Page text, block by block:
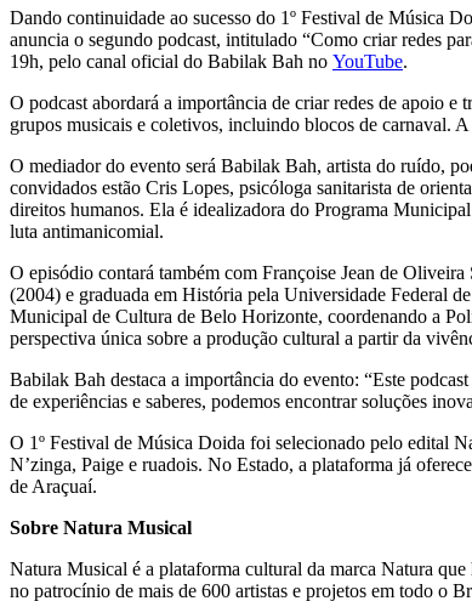
Dando continuidade ao sucesso do 1º Festival de Música
anuncia o segundo podcast, intitulado “Como criar redes
19h, pelo canal oficial do Babilak Bah no YouTube.
O podcast abordará a importância de criar redes de apoio
grupos musicais e coletivos, incluindo blocos de carnaval.
O mediador do evento será Babilak Bah, artista do ruído,
convidados estão Cris Lopes, psicóloga sanitarista de
direitos humanos. Ela é idealizadora do Programa
luta antimanicomial.
O episódio contará também com Françoise Jean de
(2004) e graduada em História pela Universidade Federal
Municipal de Cultura de Belo Horizonte, coordenando a
perspectiva única sobre a produção cultural a partir da
Babilak Bah destaca a importância do evento: “Este
de experiências e saberes, podemos encontrar soluções
O 1º Festival de Música Doida foi selecionado pelo edital
N’zinga, Paige e ruadois. No Estado, a plataforma já
de Araçuaí.
Sobre Natura Musical
Natura Musical é a plataforma cultural da marca Natura
no patrocínio de mais de 600 artistas e projetos em todo o